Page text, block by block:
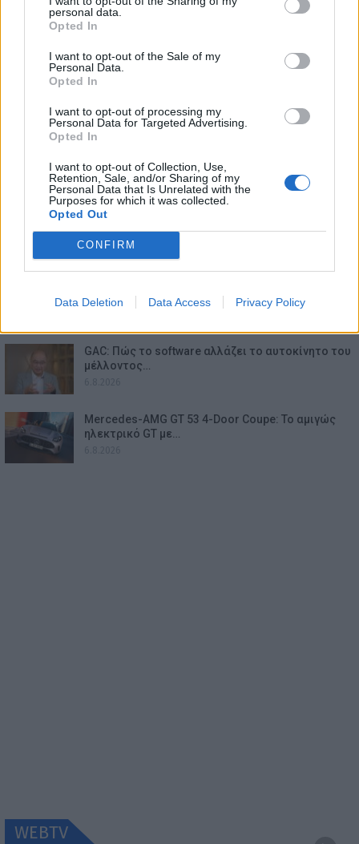
personal data.
Opted In
I want to opt-out of the Sale of my
Personal Data.
Opted In
I want to opt-out of processing my
Personal Data for Targeted Advertising.
Opted In
I want to opt-out of Collection, Use,
Retention, Sale, and/or Sharing of my
Personal Data that Is Unrelated with the
Purposes for which it was collected.
Opted Out
CONFIRM
Data Deletion Data Access Privacy Policy
ΕΠΙΚΑΙΡΟΤΗΤΑ
6.8.2026
Motor Oil: Δωρεά πυροσβεστικών οχημάτων και
εξοπλισμού στον…
6.8.2026
Δείτε Video…
GAC: Πώς το software αλλάζει το αυτοκίνητο του
μέλλοντος…
Mercedes-AMG GT 53 4-Door Coupe: Το αμιγώς
ηλεκτρικό GT με…
WEBTV